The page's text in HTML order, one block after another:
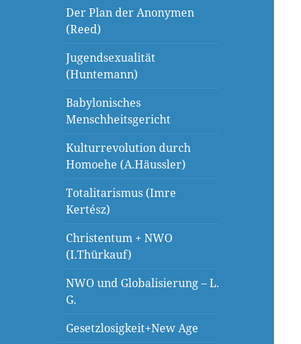
Der Plan der Anonymen
(Reed)
Jugendsexualität
(Huntemann)
Babylonisches
Menschheitsgericht
Kulturrevolution durch
Homoehe (A.Häussler)
Totalitarismus (Imre
Kertész)
Christentum + NWO
(I.Thürkauf)
NWO und Globalisierung – L.
G.
Gesetzlosigkeit+New Age